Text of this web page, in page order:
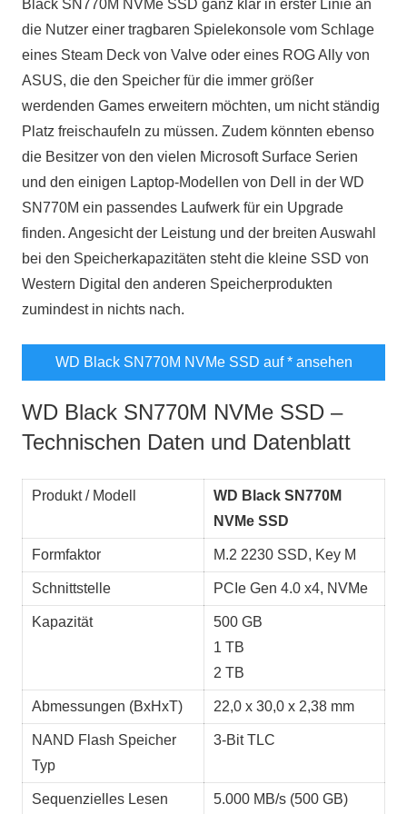
Black SN770M NVMe SSD ganz klar in erster Linie an
die Nutzer einer tragbaren Spielekonsole vom Schlage
eines Steam Deck von Valve oder eines ROG Ally von
ASUS, die den Speicher für die immer größer
werdenden Games erweitern möchten, um nicht ständig
Platz freischaufeln zu müssen. Zudem könnten ebenso
die Besitzer von den vielen Microsoft Surface Serien
und den einigen Laptop-Modellen von Dell in der WD
SN770M ein passendes Laufwerk für ein Upgrade
finden. Angesicht der Leistung und der breiten Auswahl
bei den Speicherkapazitäten steht die kleine SSD von
Western Digital den anderen Speicherprodukten
zumindest in nichts nach.
WD Black SN770M NVMe SSD auf* ansehen
WD Black SN770M NVMe SSD –
Technischen Daten und Datenblatt
Produkt / Modell
WD Black SN770M
NVMe SSD
Formfaktor M.2 2230 SSD, Key M
Schnittstelle PCIe Gen 4.0 x4, NVMe
Kapazität
500 GB
1 TB
2 TB
Abmessungen (BxHxT) 22,0 x 30,0 x 2,38 mm
NAND Flash Speicher
Typ
3-Bit TLC
Sequenzielles Lesen
5.000 MB/s (500 GB)